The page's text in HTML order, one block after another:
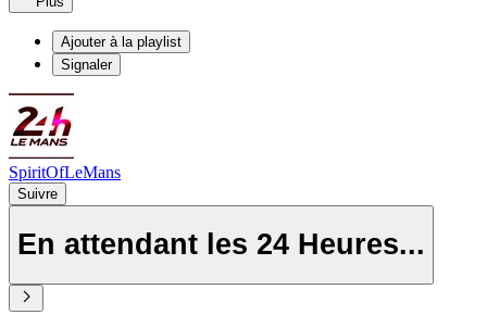
Ajouter à la playlist
Signaler
SpiritOfLeMans
Suivre
En attendant les 24 Heures...